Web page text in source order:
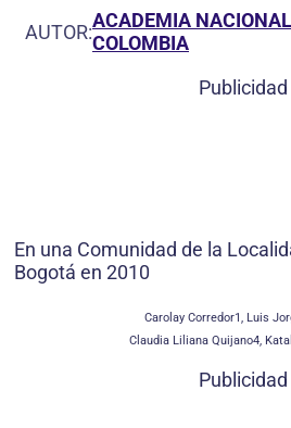
AUTOR:ACADEMIA
COLOMBIA
Publicidad
En una Comunidad de la
Bogotá en 2010
Carolay Corredor1, Luis
Claudia Liliana Quijano4,
Publicidad